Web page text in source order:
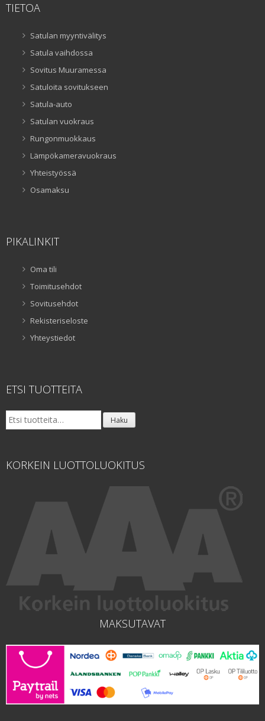
TIETOA
Satulan myyntivälitys
Satula vaihdossa
Sovitus Muuramessa
Satuloita sovitukseen
Satula-auto
Satulan vuokraus
Rungonmuokkaus
Lämpökameravuokraus
Yhteistyössä
Osamaksu
PIKALINKIT
Oma tili
Toimitusehdot
Sovitusehdot
Rekisteriseloste
Yhteystiedot
ETSI TUOTTEITA
Etsi: Haku
KORKEIN LUOTTOLUOKITUS
MAKSUTAVAT